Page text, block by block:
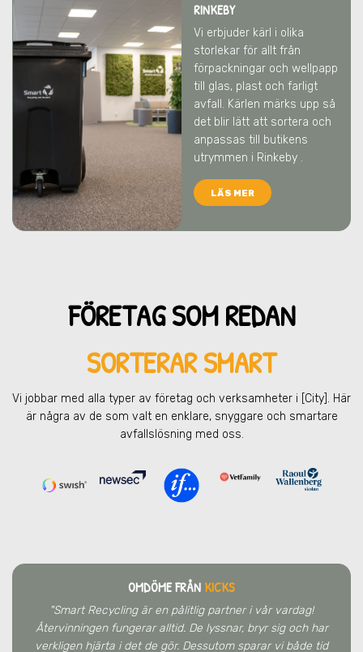
RINKEBY
Vi erbjuder kärl i olika
storlekar för allt från
förpackningar och wellpapp
till glas, plast och farligt
avfall. Kärlen märks upp så
det blir lätt att sortera och
anpassas till butikens
utrymmen i Rinkeby .
LÄS MER
FÖRETAG SOM REDAN
SORTERAR SMART
Vi jobbar med alla typer av företag och verksamheter i [City] . Här
är några av de som valt en enklare, snyggare och smartare
avfallslösning med oss.
OMDÖME FRÅN KICKS
"Smart Recycling är en pålitlig partner i vår vardag!
Återvinningen fungerar alltid. De lyssnar, bryr sig och har
verkligen hjärta i det de gör. Dessutom sparar vi både tid